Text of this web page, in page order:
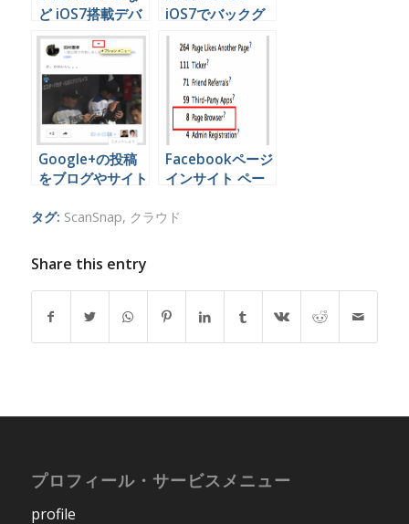
ど iOS7搭載デバ
イスで基本機能を
素早く利用する方
法
iOS7でバックグ
ラウンドで開いて
いるアプリを閉じ
る方法
Google+の投稿
をブログやサイト
Facebookページ
インサイト ペー
タグ: ScanSnap, クラウド
Share this entry
プロフィール・サービスメニュー
profile